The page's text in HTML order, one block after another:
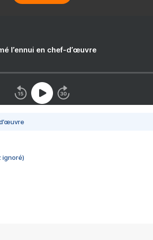
l’ennui en chef-d’œuvre
ignoré)